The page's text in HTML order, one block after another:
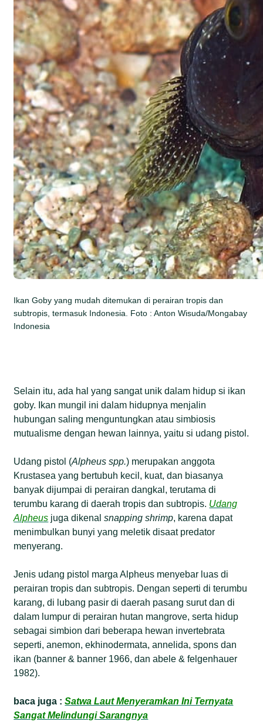
Ikan Goby yang mudah ditemukan di perairan tropis dan
subtropis, termasuk Indonesia. Foto : Anton Wisuda/Mongabay
Indonesia
Selain itu, ada hal yang sangat unik dalam hidup si ikan
goby. Ikan mungil ini dalam hidupnya menjalin
hubungan saling menguntungkan atau simbiosis
mutualisme dengan hewan lainnya, yaitu si udang pistol.
Udang pistol (Alpheus spp.) merupakan anggota
Krustasea yang bertubuh kecil, kuat, dan biasanya
banyak dijumpai di perairan dangkal, terutama di
terumbu karang di daerah tropis dan subtropis. Udang
Alpheus juga dikenalsnapping shrimp, karena dapat
menimbulkan bunyi yang meletik disaat predator
menyerang.
Jenis udang pistol marga Alpheus menyebar luas di
perairan tropis dan subtropis. Dengan seperti di terumbu
karang, di lubang pasir di daerah pasang surut dan di
dalam lumpur di perairan hutan mangrove, serta hidup
sebagai simbion dari beberapa hewan invertebrata
seperti, anemon, ekhinodermata, annelida, spons dan
ikan (banner & banner 1966, dan abele & felgenhauer
1982).
baca juga :Satwa Laut Menyeramkan Ini Ternyata
Sangat Melindungi Sarangnya